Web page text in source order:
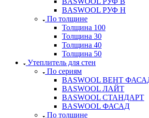
BASWOOL РУФ Н
По толщине
Толщина 100
Толщина 30
Толщина 40
Толщина 50
Утеплитель для стен
По сериям
BASWOOL ВЕНТ
BASWOOL ЛАЙТ
BASWOOL СТАНДАРТ
BASWOOL ФАСАД
По толщине